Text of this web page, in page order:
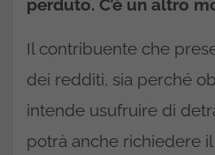
perduto. C’è un altro
Il contribuente che
dei redditi, sia perché
intende usufruire di
potrà anche richiedere